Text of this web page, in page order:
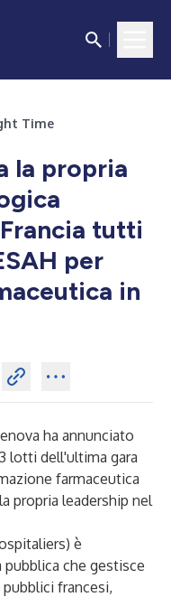
Time
la propria
tutti
per
in
ha annunciato
lotti dell'ultima gara
farmaceutica
propria leadership nel
è
che gestisce
francesi,